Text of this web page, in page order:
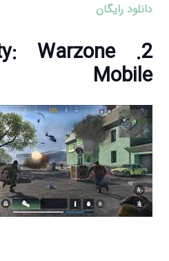
دانلود رایگان
Warzone
Mobile